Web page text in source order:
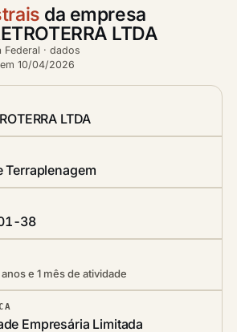
da empresa
LTDA
Federal · dados
10/04/2026
LTDA
Terraplenagem
38
e 1 mês de atividade
Empresária Limitada